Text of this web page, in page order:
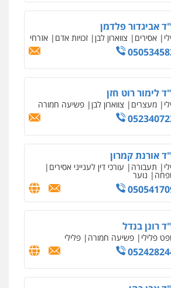
אביגדור פלדמן
אסירים צווארון לבן זכויות אדם אזרחי
לימור רוט חזן
מעצרים צווארון לבן פשיעה חמורה
אורנת קמרון
תעבורה עורכי דין לענייני אסירים
נוער
רונן בנדל
פלילי פשיעה חמורה פלילי
הלל – מוניטין
שירותים מקצועיים לעורכי דין
אתרים
לעורכי דין
התחלה חדשה
עבירות מין
דין
בלום, עו"ס, טיפול ושיקום
דין
ד"ר אבי שקד
כלכליות